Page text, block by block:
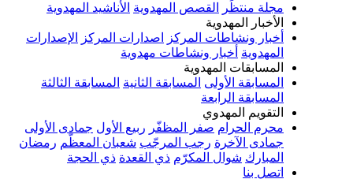
منتظَر
القصص المهدوية الأناشيد المهدوية
المهدوية
ونشاطات المركز اصدارات المركز الإصدارات
أخبار ونشاطات مهدوية
المهدوية
الأولى المسابقة الثانية المسابقة الثالثة
الرابعة
المهدوي
الحرام
صفر المظفّر ربيع الأول جمادى الأولى
رجب المرجّب شعبان المعظّم رمضان
شوال المكرّم ذي القعدة ذي الحجة